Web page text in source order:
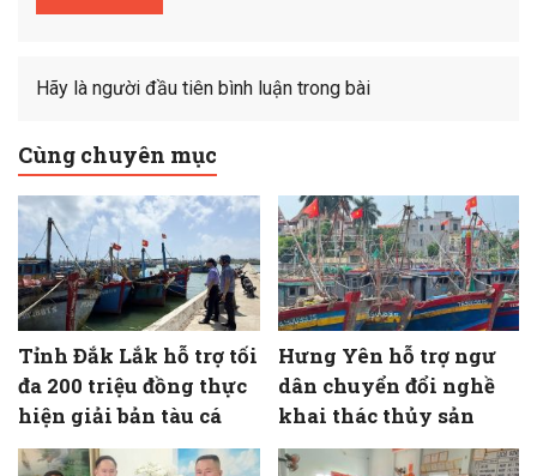
Hãy là người đầu tiên bình luận trong bài
Cùng chuyên mục
Tỉnh Đắk Lắk hỗ trợ tối
đa 200 triệu đồng thực
hiện giải bản tàu cá
Hưng Yên hỗ trợ ngư
dân chuyển đổi nghề
khai thác thủy sản